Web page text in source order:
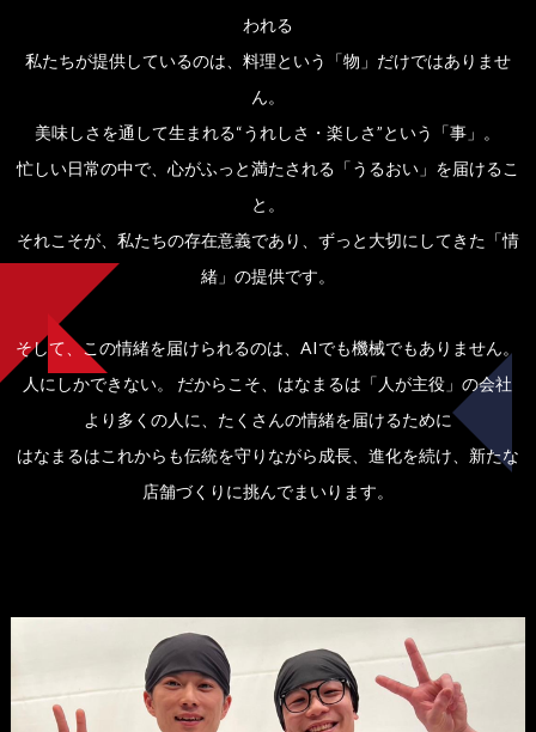
われる
私たちが提供しているのは、料理という「物」だけではありませ
ん。
美味しさを通して生まれる“うれしさ・楽しさ”という「事」。
忙しい日常の中で、心がふっと満たされる「うるおい」を届けるこ
と。
それこそが、私たちの存在意義であり、ずっと大切にしてきた「情
緒」の提供です。
そして、この情緒を届けられるのは、AIでも機械でもありません。
人にしかできない。 だからこそ、はなまるは「人が主役」の会社
より多くの人に、たくさんの情緒を届けるために
はなまるはこれからも伝統を守りながら成長、進化を続け、新たな
店舗づくりに挑んでまいります。